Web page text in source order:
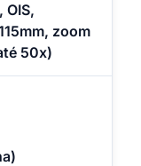
OIS,
zoom
50x)